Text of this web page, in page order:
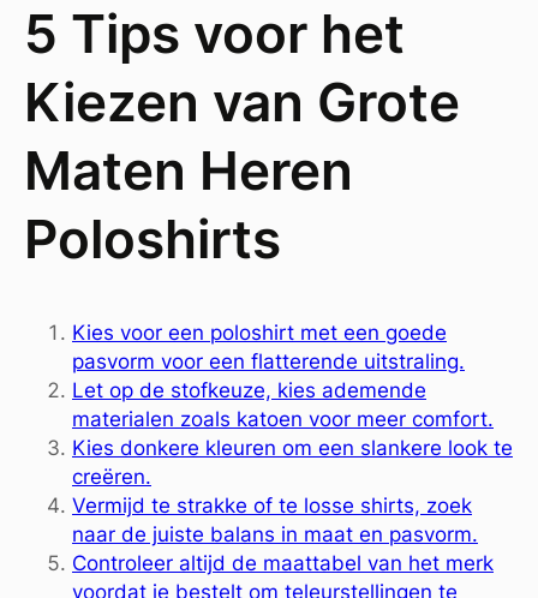
5 Tips voor het
Kiezen van Grote
Maten Heren
Poloshirts
Kies voor een poloshirt met een goede
pasvorm voor een flatterende uitstraling.
Let op de stofkeuze, kies ademende
materialen zoals katoen voor meer comfort.
Kies donkere kleuren om een slankere look te
creëren.
Vermijd te strakke of te losse shirts, zoek
naar de juiste balans in maat en pasvorm.
Controleer altijd de maattabel van het merk
voordat je bestelt om teleurstellingen te